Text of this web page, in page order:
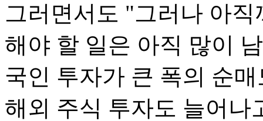
그러면서도 "그러나 아
해야 할 일은 아직 많이
국인 투자가 큰 폭의 순
해외 주식 투자도 늘어나